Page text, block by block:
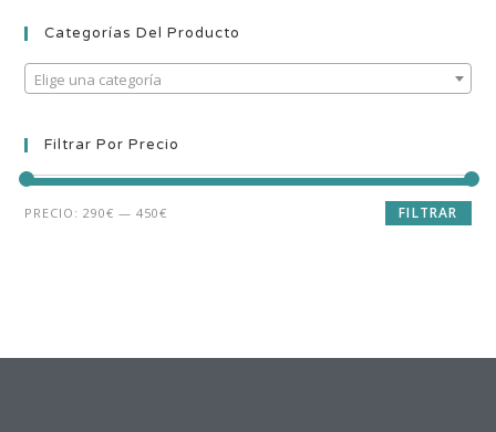
Categorías Del Producto
Elige una categoría
Filtrar Por Precio
FILTRAR
PRECIO:290€ —450€